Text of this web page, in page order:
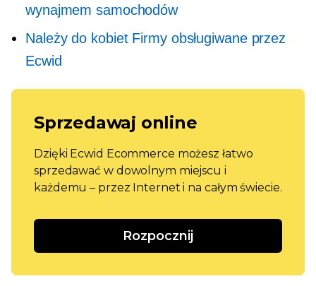
wynajmem samochodów
Należy do kobietFirmy obsługiwane przez
Ecwid
Sprzedawaj online
Dzięki Ecwid Ecommerce możesz łatwo
sprzedawać w dowolnym miejscu i
każdemu – przez Internet i na całym świecie.
Rozpocznij